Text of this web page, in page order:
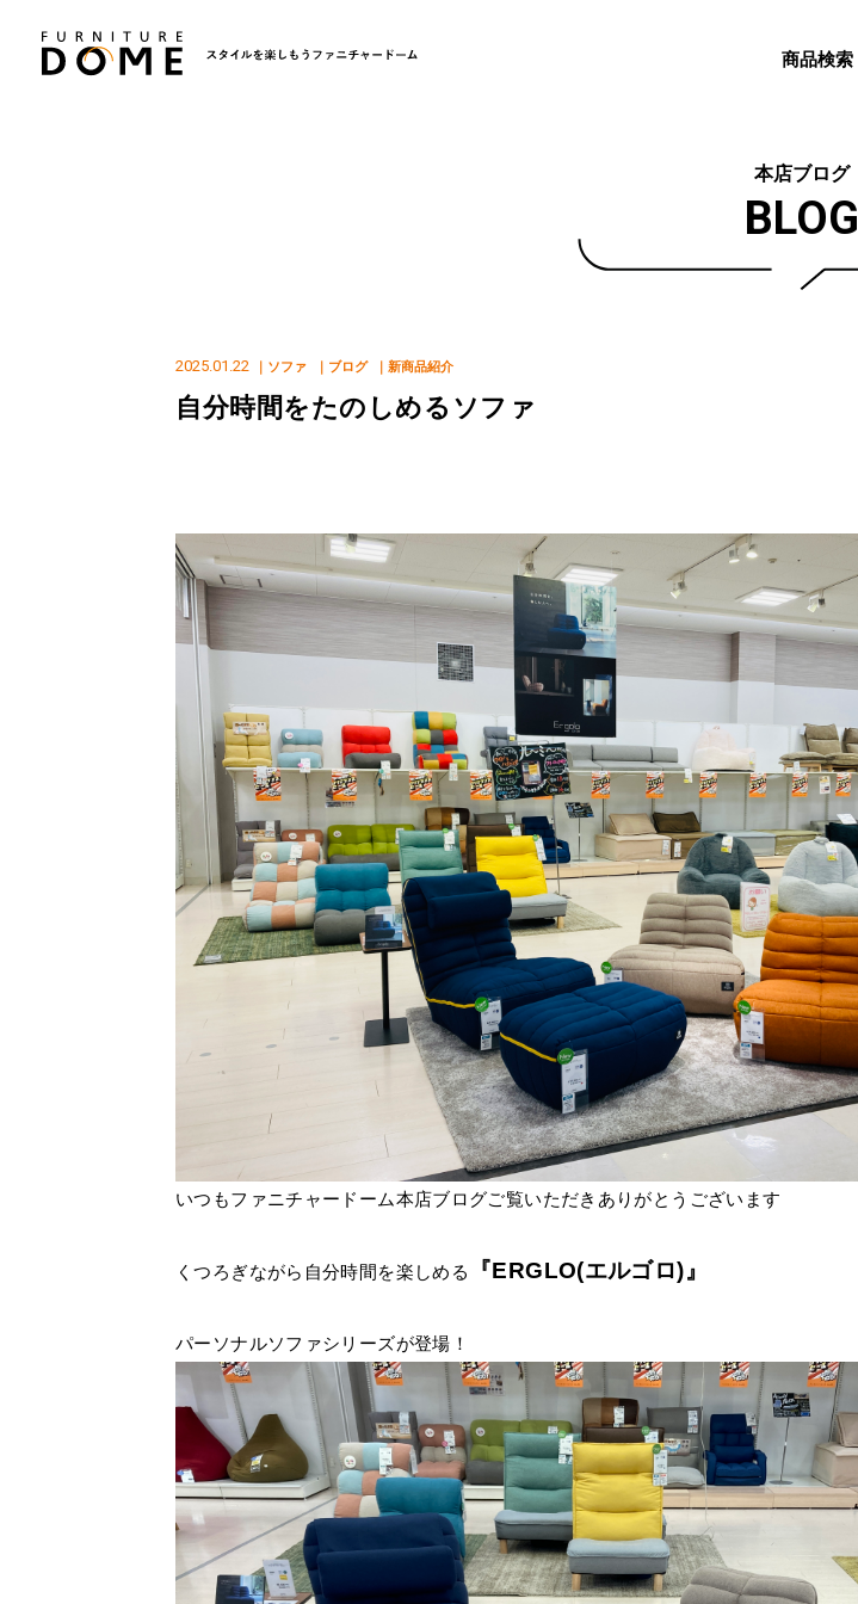
商品検索
本店ブログ
BLOG
2025.01.22 ｜ソファ ｜ブログ ｜新商品紹介
自分時間をたのしめるソファ
いつもファニチャードーム本店ブログご覧いただきありがとうございます
くつろぎながら自分時間を楽しめる 『ERGLO(エルゴロ)』
パーソナルソファシリーズが登場！